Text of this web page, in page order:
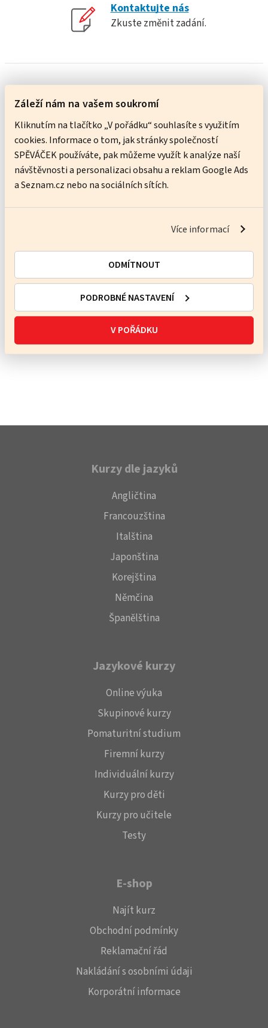
Záleží nám na vašem soukromí
Kliknutím na tlačítko „V pořádku“ souhlasíte s využitím
cookies. Informace o tom, jak stránky společností
SPĚVÁČEK používáte, pak můžeme využít k analýze naší
návštěvnosti a personalizaci obsahu a reklam Google Ads
a Seznam.cz nebo na sociálních sítích.
Více informací
V POŘÁDKU
PODROBNÉ NASTAVENÍ
ODMÍTNOUT
Kontaktujte nás
Zkuste změnit zadání.
Upravit filtr
Nevíte si rady?
Obraťte se na nás.
Michaela Miková
Koordinátorka výuky
+420 608 602 611
skola@spevacek.info
Poslat vzkaz
Kurzy dle jazyků
Angličtina
Francouzština
Italština
Japonština
Korejština
Němčina
Španělština
Jazykové kurzy
Online výuka
Skupinové kurzy
Pomaturitní studium
Firemní kurzy
Individuální kurzy
Kurzy pro děti
Kurzy pro učitele
Testy
E-shop
Najít kurz
Obchodní podmínky
Reklamační řád
Nakládání s osobními údaji
Korporátní informace